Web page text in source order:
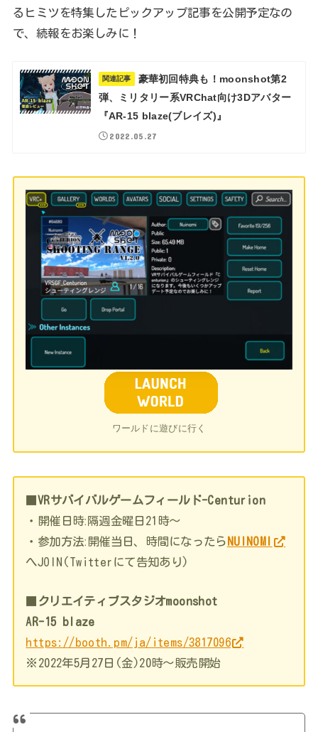
るヒミツを特集したピックアップ記事を公開予定なの
で、続報をお楽しみに！
関連記事
豪華初回特典も！moonshot第2
弾、ミリタリー系VRChat向け3Dアバター
『AR-15 blaze(ブレイズ)』
2022.05.27
ワールドに遊びに行く
VRサバイバルゲームフィールド-Centurion
・開催日時ː隔週金曜日21時～
・参加方法ː開催当日、時間になったら NUINOMI
へJOIN(Twitterにて告知あり)
クリエイティブスタジオmoonshot
AR-15 blaze
https://booth.pm/ja/items/3817096
※2022年5月27日(金)20時～販売開始